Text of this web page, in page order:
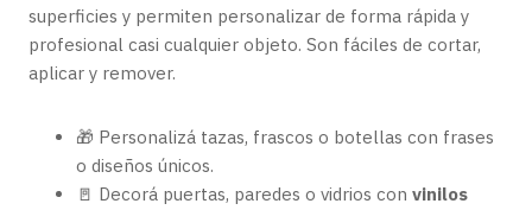
superficies y permiten personalizar de forma rápida y
profesional casi cualquier objeto. Son fáciles de cortar,
aplicar y remover.
🎁 Personalizá tazas, frascos o botellas con frases
o diseños únicos.
🚪 Decorá puertas, paredes o vidrios con vinilos